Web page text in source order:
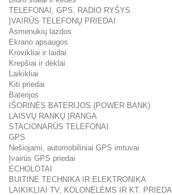
TELEFONAI, GPS, RADIO RYŠYS
ĮVAIRŪS TELEFONŲ PRIEDAI
Asmenukių lazdos
Ekrano apsaugos
Krovikliai ir laidai
Krepšiai ir dėklai
Laikikliai
Kiti priedai
Baterijos
IŠORINĖS BATERIJOS (POWER BANK)
LAISVŲ RANKŲ ĮRANGA
STACIONARŪS TELEFONAI
GPS
Nešiojami, automobiliniai GPS imtuvai
Įvairūs GPS priedai
ECHOLOTAI
BUITINĖ TECHNIKA IR ELEKTRONIKA
LAIKIKLIAI TV, KOLONĖLĖMS IR KT. PRIEDAI